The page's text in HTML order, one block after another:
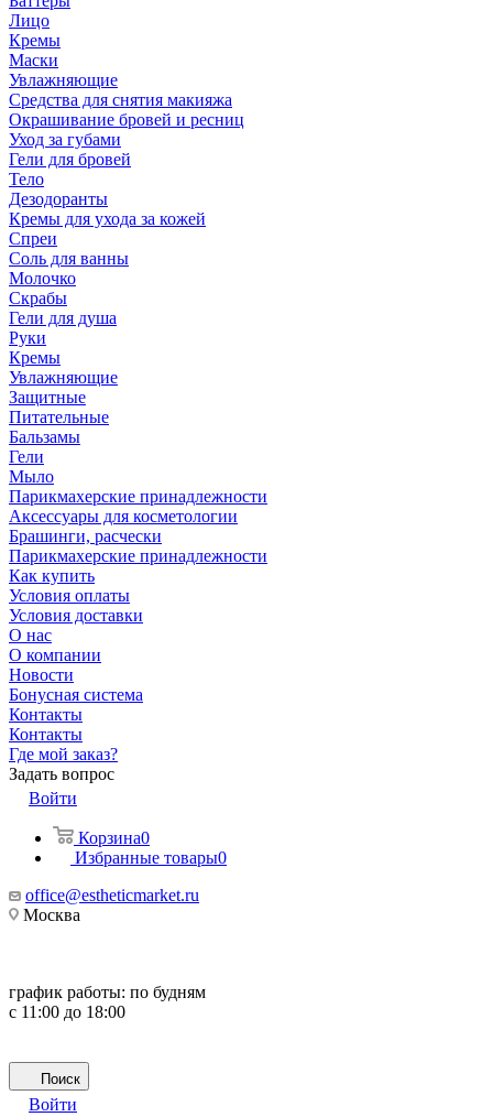
Лицо
Кремы
Маски
Увлажняющие
Средства для снятия макияжа
Окрашивание бровей и ресниц
Уход за губами
Гели для бровей
Тело
Дезодоранты
Кремы для ухода за кожей
Спреи
Соль для ванны
Молочко
Скрабы
Гели для душа
Руки
Кремы
Увлажняющие
Защитные
Питательные
Бальзамы
Гели
Мыло
Парикмахерские принадлежности
Аксессуары для косметологии
Брашинги, расчески
Парикмахерские принадлежности
Как купить
Условия оплаты
Условия доставки
О нас
О компании
Новости
Бонусная система
Контакты
Контакты
Где мой заказ?
Задать вопрос
Войти
Корзина0
Избранные товары0
office@estheticmarket.ru
Москва
график работы: по будням
с 11:00 до 18:00
Поиск
Войти